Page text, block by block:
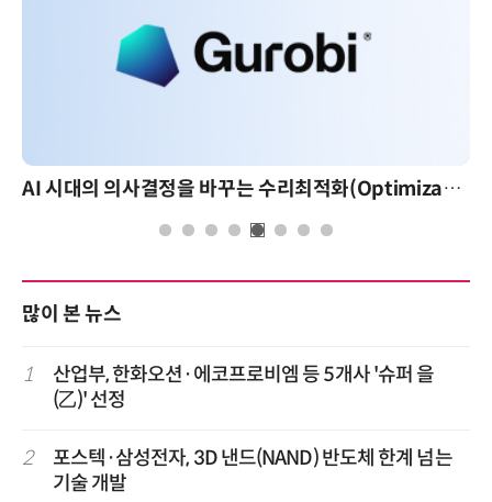
AI 시대의 의사결정을 바꾸는 수리최적화(Optimization): 실제 산업 적용 사례와 활용 전략
많이 본 뉴스
1
산업부, 한화오션·에코프로비엠 등 5개사 '슈퍼 을
(乙)' 선정
2
포스텍·삼성전자, 3D 낸드(NAND) 반도체 한계 넘는
기술 개발